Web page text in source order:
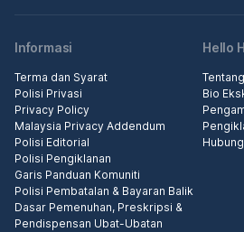
Informasi
Terma dan Syarat
Polisi Privasi
Privacy Policy
Malaysia Privacy Addendum
Polisi Editorial
Polisi Pengiklanan
Garis Panduan Komuniti
Polisi Pembatalan & Bayaran Balik
Dasar Pemenuhan, Preskripsi &
Pendispensan Ubat-Ubatan
Hello
Bio